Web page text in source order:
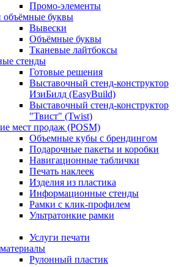
Промо-элементы
объёмные буквы
Вывески
Объёмные буквы
Тканевые лайтбоксы
стенды
Готовые решения
Выставочный стенд-конструктор
ИзиБилд (EasyBuild)
Выставочный стенд-конструктор
"Твист" (Twist)
мест продаж (POSM)
Объемные кубы с брендингом
Подарочные пакеты и коробки
Навигационные таблички
Печать наклеек
Изделия из пластика
Информационные стенды
Рамки с клик-профилем
Ультратонкие рамки
Услуги печати
Рулонный пластик